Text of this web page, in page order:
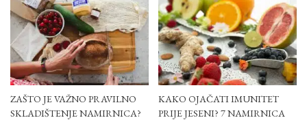
ZAŠTO JE VAŽNO PRAVILNO
SKLADIŠTENJE NAMIRNICA?
KAKO OJAČATI IMUNITET
PRIJE JESENI? 7 NAMIRNICA